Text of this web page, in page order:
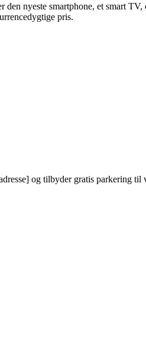
nyeste smartphone, et smart
pris.
og tilbyder gratis parkering til